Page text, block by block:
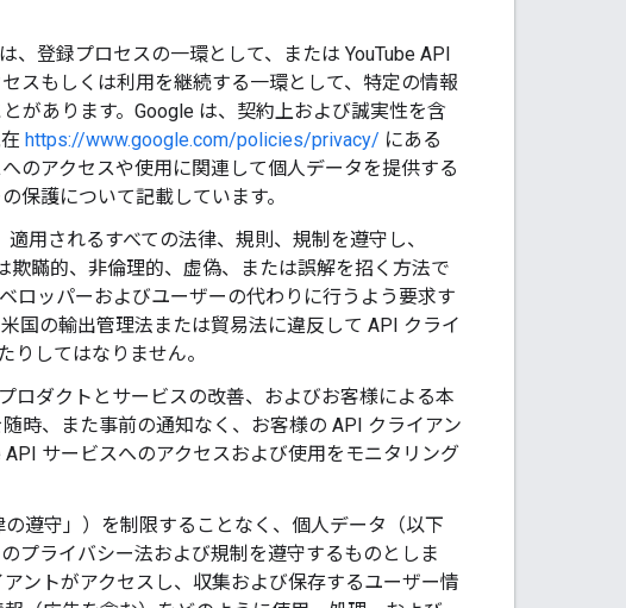
、登録プロセスの一環として、または YouTube API
スもしくは利用を継続する一環として、特定の情報
があります。Google は、契約上および誠実性を含
https://www.google.com/policies/privacy/ にある
のアクセスや使用に関連して個人データを提供する
保護について記載しています。
用されるすべての法律、規則、規制を遵守し、
欺瞞的、非倫理的、虚偽、または誤解を招く方法で
ロッパーおよびユーザーの代わりに行うよう要求す
国の輸出管理法または貿易法に違反して API クライ
りしてはなりません。
ロダクトとサービスの改善、およびお客様による本
時、また事前の通知なく、お客様の API クライアン
API サービスへのアクセスおよび使用をモニタリング
遵守」）を制限することなく、個人データ（以下
プライバシー法および規制を遵守するものとしま
ントがアクセスし、収集および保存するユーザー情